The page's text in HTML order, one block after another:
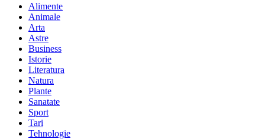
Alimente
Animale
Arta
Astre
Business
Istorie
Literatura
Natura
Plante
Sanatate
Sport
Tari
Tehnologie